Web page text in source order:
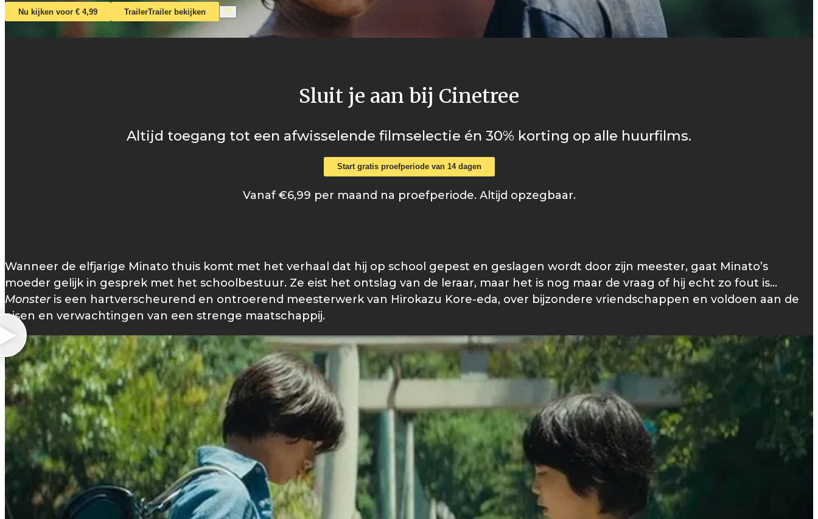
Nu kijken voor € 4,99 TrailerTrailer bekijken
Sluit je aan bij Cinetree
Altijd toegang tot een afwisselende filmselectie én 30% korting op alle huurfilms.
Start gratis proefperiode van 14 dagen
Vanaf €6,99 per maand na proefperiode. Altijd opzegbaar.
Wanneer de elfjarige Minato thuis komt met het verhaal dat hij op school gepest en geslagen wordt door zijn meester, gaat Minato’s
moeder gelijk in gesprek met het schoolbestuur. Ze eist het ontslag van de leraar, maar het is nog maar de vraag of hij echt zo fout is...
Monsteris een hartverscheurend en ontroerend meesterwerk van Hirokazu Kore-eda, over bijzondere vriendschappen en voldoen aan de
eisen en verwachtingen van een strenge maatschappij.